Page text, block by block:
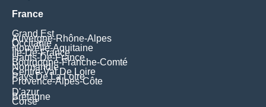
France
Grand Est
Auvergne-Rhône-Alpes
Occitanie
Nouvelle-Aquitaine
Île-De-France
Hauts-De-France
Bourgogne-Franche-Comté
Normandie
Centre-Val De Loire
Pays De La Loire
Provence-Alpes-Côte
D'azur
Bretagne
Corse